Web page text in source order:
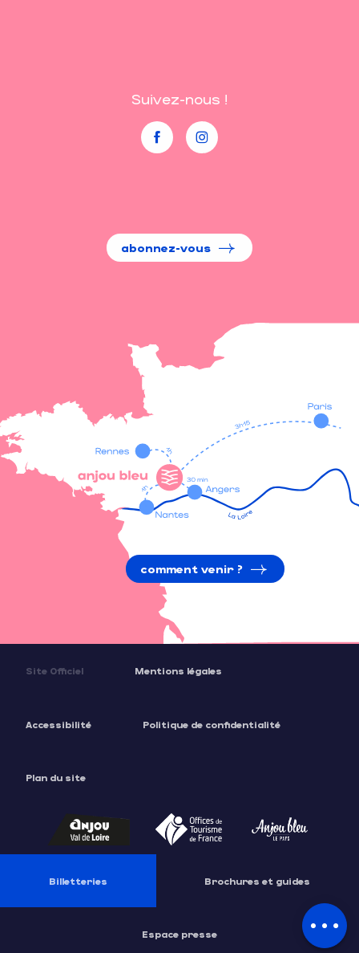
Description
par email
Suivez-nous !
abonnez-vous
comment venir ?
Site Officiel Mentions légales
Accessibilité Politique de confidentialité
Plan du site
Billetteries Brochures et guides
Espace presse